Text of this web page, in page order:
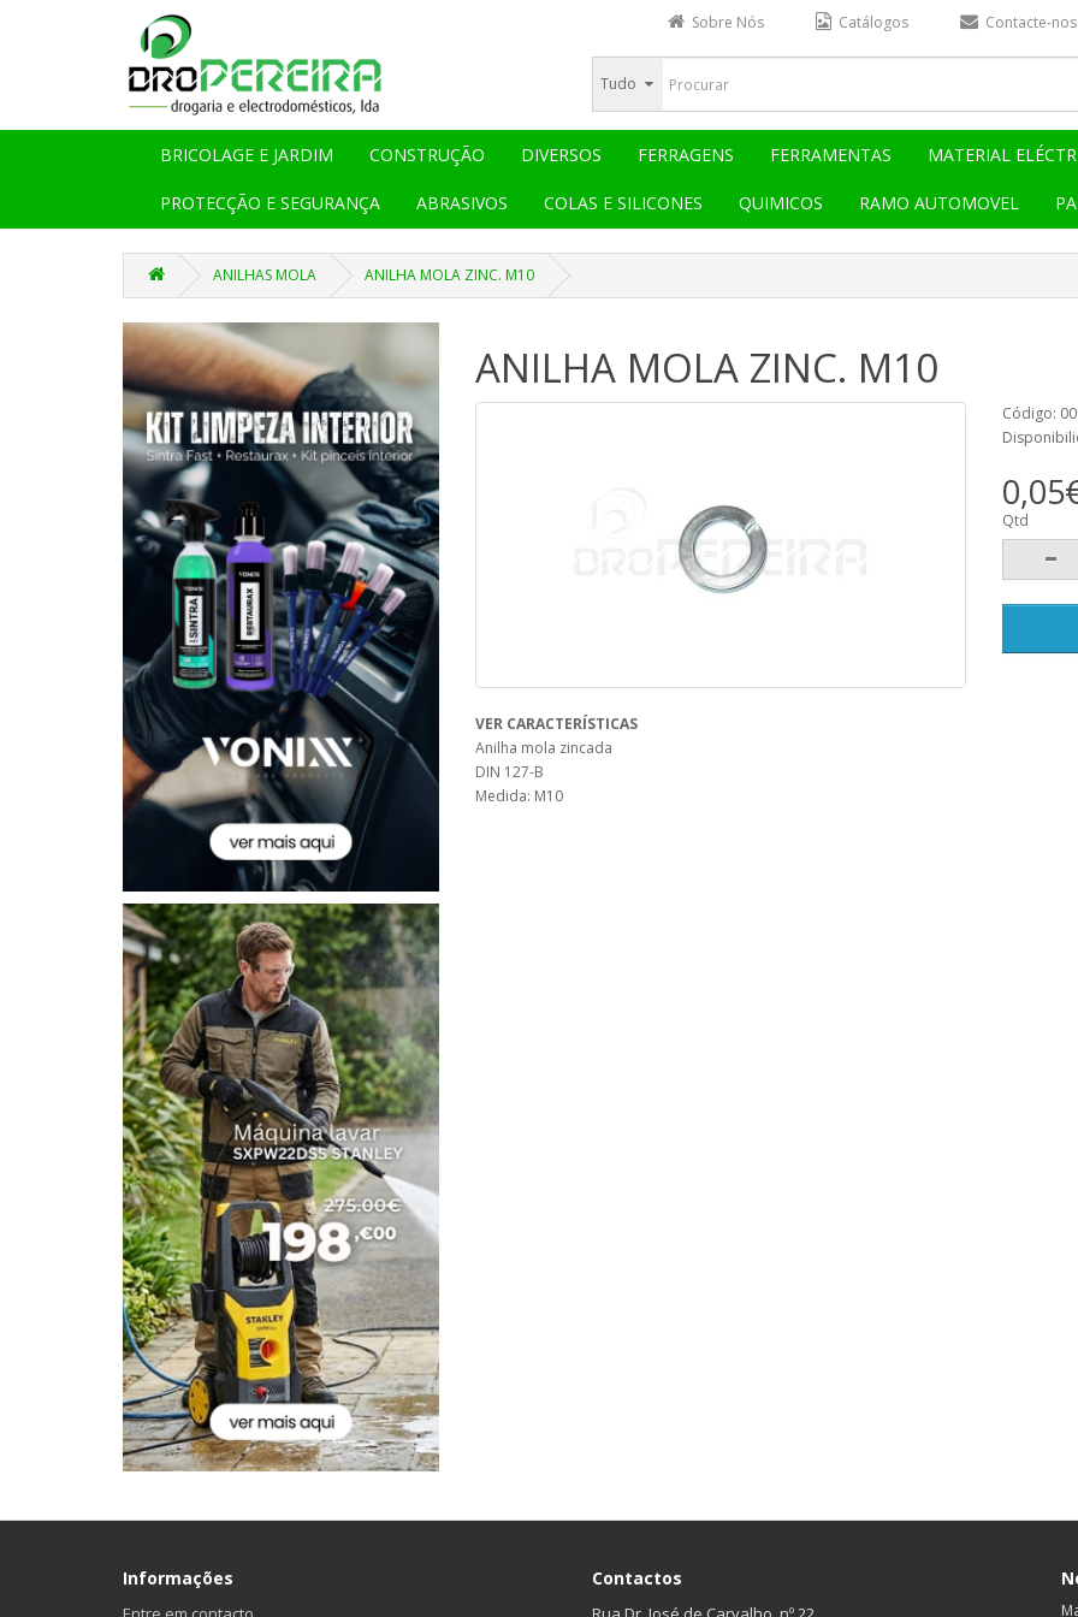
Sobre Nós Catálogos Contacte-nos
Tudo
BRICOLAGE E JARDIM CONSTRUÇÃO DIVERSOS FERRAGENS FERRAMENTAS MATERIAL
PROTECÇÃO E SEGURANÇA ABRASIVOS COLAS E SILICONES QUIMICOS RAMO AUTOMOVEL
ANILHAS MOLA ANILHA MOLA ZINC. M10
ANILHA MOLA ZINC. M10
VER CARACTERÍSTICAS
Anilha mola zincada
DIN 127-B
Medida: M10
Código:
Qtd
Informações Contactos